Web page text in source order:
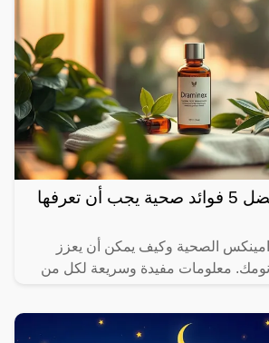
درامينكس: أفضل 5 فوائد صحية يجب أن تعرفها
الصحية وكيف يمكن أن يعزز
معلومات مفيدة وسريعة لكل من